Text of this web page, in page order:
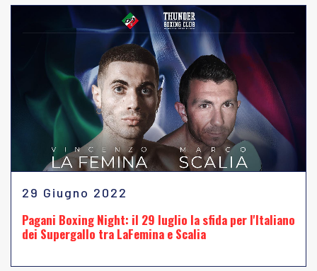
29 Giugno 2022
Pagani Boxing Night: il 29 luglio la sfida per l'Italiano
dei Supergallo tra LaFemina e Scalia